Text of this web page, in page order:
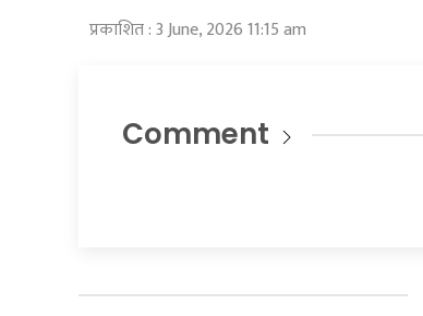
प्रकाशित : 3 June, 2026 11:15 am
Comment